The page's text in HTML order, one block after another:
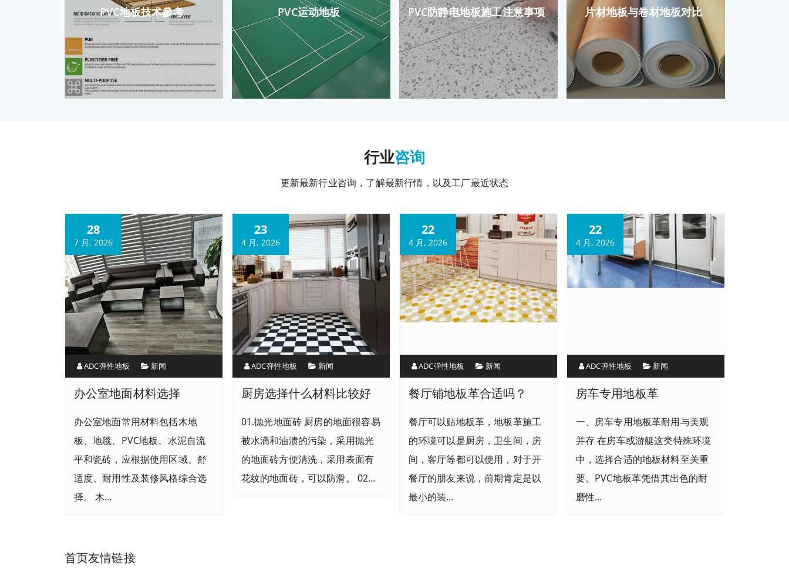
PVC地板技术參考 PVC运动地板 PVC防静电地板施工注意事项 片材地板与卷材地板对比
行业咨询
更新最新行业咨询，了解最新行情，以及工厂最近状态
28
7 月, 2026
ADC弹性地板 新闻
办公室地面材料选择
办公室地面常用材料包括木地
板、地毯、PVC地板、水泥自流
平和瓷砖，应根据使用区域、舒
适度、耐用性及装修风格综合选
择。 木…
23
4 月, 2026
ADC弹性地板 新闻
厨房选择什么材料比较好
01.抛光地面砖 厨房的地面很容易
被水滴和油渍的污染，采用抛光
的地面砖方便清洗，采用表面有
花纹的地面砖，可以防滑。 02…
22
4 月, 2026
ADC弹性地板 新闻
餐厅铺地板革合适吗？
餐厅可以贴地板革，地板革施工
的环境可以是厨房，卫生间，房
间，客厅等都可以使用，对于开
餐厅的朋友来说，前期肯定是以
最小的装…
22
4 月, 2026
ADC弹性地板 新闻
房车专用地板革
一、房车专用地板革耐用与美观
并存 在房车或游艇这类特殊环境
中，选择合适的地板材料至关重
要。PVC地板革凭借其出色的耐
磨性…
首页友情链接